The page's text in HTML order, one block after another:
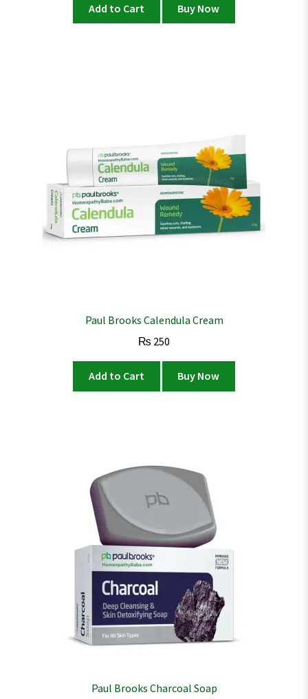
Add to Cart Buy Now
Paul Brooks Calendula Cream
₨ 250
Add to Cart Buy Now
Paul Brooks Charcoal Soap